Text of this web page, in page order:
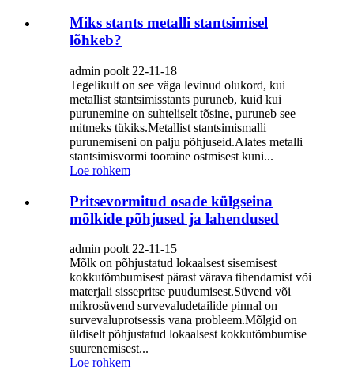
Miks stants metalli stantsimisel
lõhkeb?
admin poolt 22-11-18
Tegelikult on see väga levinud olukord, kui
metallist stantsimisstants puruneb, kuid kui
purunemine on suhteliselt tõsine, puruneb see
mitmeks tükiks.Metallist stantsimismalli
purunemiseni on palju põhjuseid.Alates metalli
stantsimisvormi tooraine ostmisest kuni...
Loe rohkem
Pritsevormitud osade külgseina
mõlkide põhjused ja lahendused
admin poolt 22-11-15
Mõlk on põhjustatud lokaalsest sisemisest
kokkutõmbumisest pärast värava tihendamist või
materjali sissepritse puudumisest.Süvend või
mikrosüvend survevaludetailide pinnal on
survevaluprotsessis vana probleem.Mõlgid on
üldiselt põhjustatud lokaalsest kokkutõmbumise
suurenemisest...
Loe rohkem